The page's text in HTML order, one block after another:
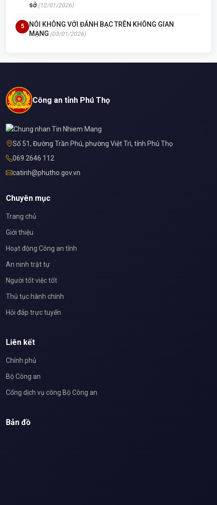
sở (12/01/2026)
5
NÓI KHÔNG VỚI ĐÁNH BẠC TRÊN KHÔNG GIAN
MẠNG (03/01/2026)
Công an tỉnh Phú Thọ
Số 51, Đường Trần Phú, phường Việt Trì, tỉnh Phú Thọ
069 2646 112
catinh@phutho.gov.vn
Chuyên mục
Trang chủ
Giới thiệu
Hoạt động Công an tỉnh
An ninh trật tự
Người tốt việc tốt
Thủ tục hành chính
Hỏi đáp trực tuyến
Liên kết
Chính phủ
Bộ Công an
Cổng dịch vụ công Bộ Công an
Bản đồ